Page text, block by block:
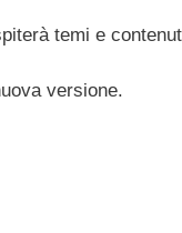
temi e
versione.